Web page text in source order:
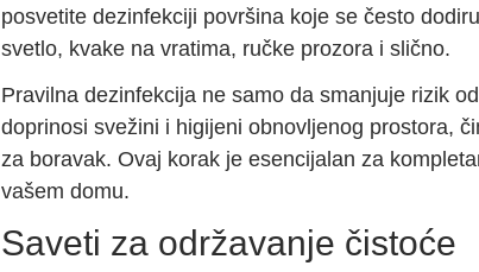
posvetite dezinfekciji površina koje se često
svetlo, kvake na vratima, ručke prozora i slično.
Pravilna dezinfekcija ne samo da smanjuje rizik
doprinosi svežini i higijeni obnovljenog prostora,
za boravak. Ovaj korak je esencijalan za
vašem domu.
Saveti za održavanje čistoće